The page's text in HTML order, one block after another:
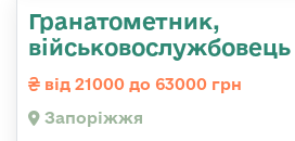
Гранатометник,
військовослужбовець
від 21000 до 63000 грн
Запоріжжя